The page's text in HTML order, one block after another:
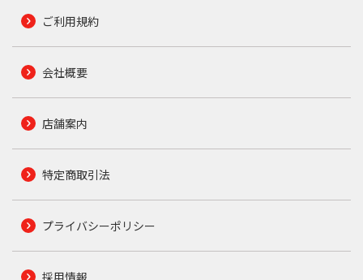
ご利用規約
会社概要
店舗案内
特定商取引法
プライバシーポリシー
採用情報